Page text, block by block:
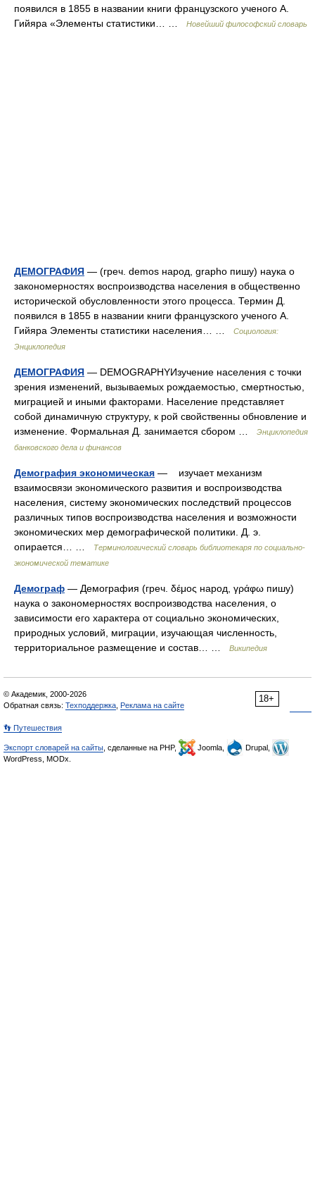
появился в 1855 в названии книги французского ученого А.
Гийяра «Элементы статистики… …
Новейший философский словарь
ДЕМОГРАФИЯ — (греч. demos народ, grapho пишу) наука о
закономерностях воспроизводства населения в общественно
исторической обусловленности этого процесса. Термин Д.
появился в 1855 в названии книги французского ученого А.
Гийяра Элементы статистики населения… …
Социология:
Энциклопедия
ДЕМОГРАФИЯ — DEMOGRAPHYИзучение населения с точки
зрения изменений, вызываемых рождаемостью, смертностью,
миграцией и иными факторами. Население представляет
собой динамичную структуру, к рой свойственны обновление и
изменение. Формальная Д. занимается сбором …
Энциклопедия
банковского дела и финансов
Демография экономическая — изучает механизм
взаимосвязи экономического развития и воспроизводства
населения, систему экономических последствий процессов
различных типов воспроизводства населения и возможности
экономических мер демографической политики. Д. э.
опирается… …
Терминологический словарь библиотекаря по социально-
экономической тематике
Демограф — Демография (греч. δέμος народ, γράφω пишу)
наука о закономерностях воспроизводства населения, о
зависимости его характера от социально экономических,
природных условий, миграции, изучающая численность,
территориальное размещение и состав… …
Википедия
18+
© Академик, 2000-2026
Обратная связь: Техподдержка Реклама на сайте
👣 Путешествия
Экспорт словарей на сайты , сделанные на PHP, Joomla,
Drupal,
WordPress, MODx.